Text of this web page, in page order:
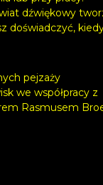
dźwiękowy
doświadczyć,
pejzaży
we współpracy z
Rasmusem